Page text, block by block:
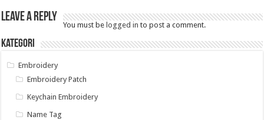
Leave a Reply
You must be logged in to post a comment.
Kategori
Embroidery
Embroidery Patch
Keychain Embroidery
Name Tag